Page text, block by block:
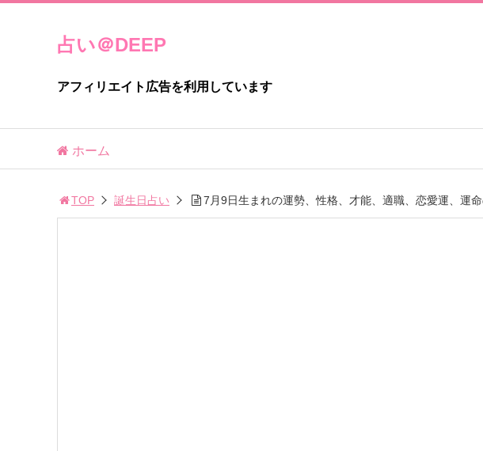
占い＠DEEP
アフィリエイト広告を利用しています
ホーム
TOP 誕生日占い 7月9日生まれの運勢、性格、才能、適職、恋愛運、運命